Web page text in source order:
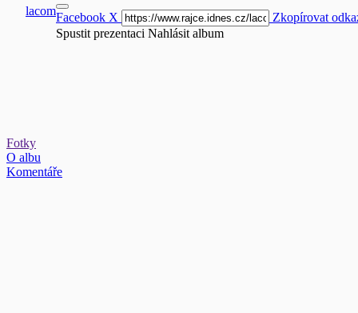
lacomFacebook X
Zkopírovat
Spustit prezentaci Nahlásit album
Fotky
O albu
Komentáře